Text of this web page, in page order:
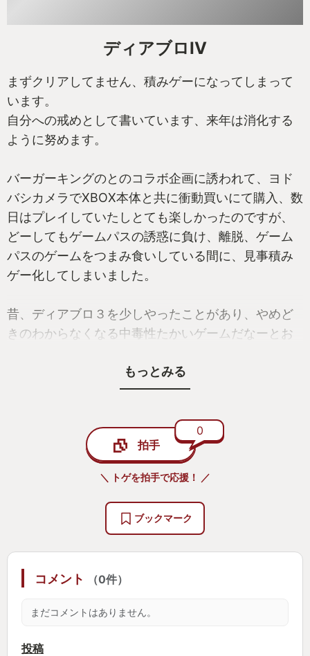
ディアブロIV
まずクリアしてません、積みゲーになってしまって
います。
自分への戒めとして書いています、来年は消化する
ように努めます。
バーガーキングのとのコラボ企画に誘われて、ヨド
バシカメラでXBOX本体と共に衝動買いにて購入、数
日はプレイしていたしとても楽しかったのですが、
どーしてもゲームパスの誘惑に負け、離脱、ゲーム
パスのゲームをつまみ食いしている間に、見事積み
ゲー化してしまいました。
昔、ディアブロ３を少しやったことがあり、やめど
きのわからなくなる中毒性たかいゲームだなーとお
・FE無双 風花雪月 本編と同時購入したが、本
編クリアして満足しちゃって積
・ゼノブレイドＤＥ 終盤差し掛かりで心折れて積
・人喰いの大鷲トリコ ちょっと間開けたらどこ行
っていいかわからなくなり積
来年は積みゲーを減らしたいと思います。
もっとみる
拍手
0
＼ トゲを拍手で応援！ ／
ブックマーク
コメント （0件）
まだコメントはありません。
投稿